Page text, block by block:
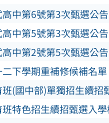
中第6號第3次甄選公
中第5號第3次甄選公
中第2號第5次甄選公
下學期重補修候補名單
(國中部)單獨招生續招
特色招生續招甄選入